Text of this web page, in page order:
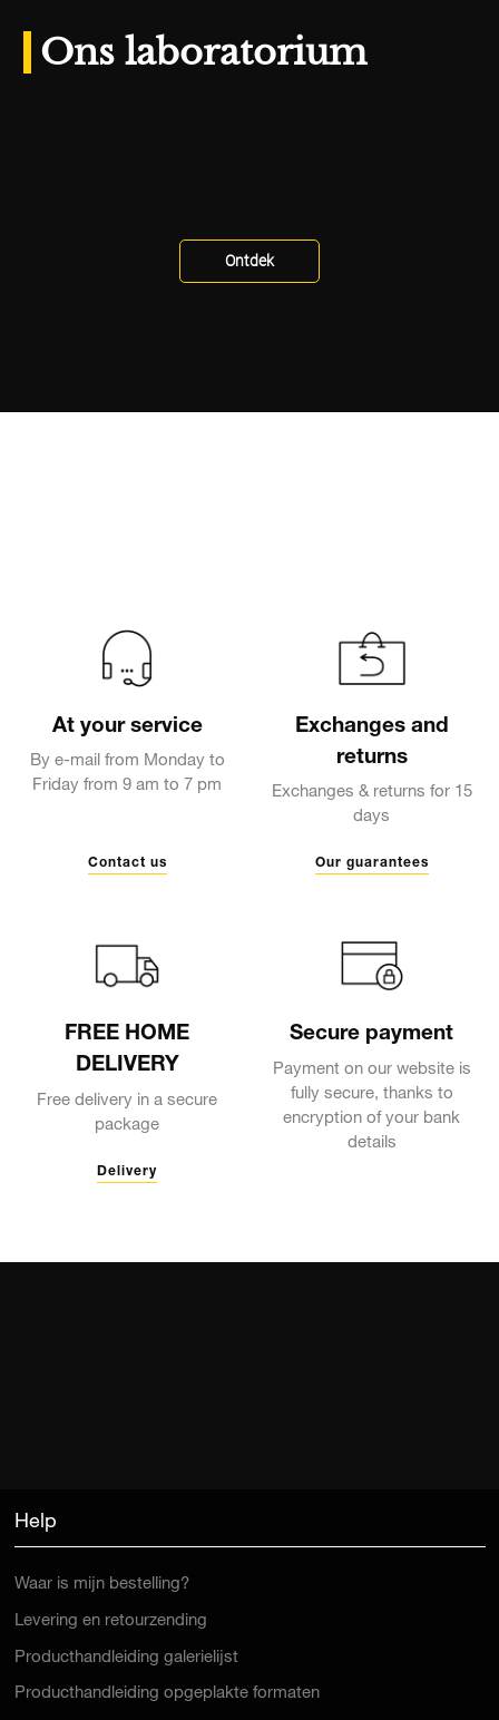
Ons laboratorium
Ontdek
At your service
By e-mail from Monday to
Friday from 9 am to 7 pm
Contact us
Exchanges and
returns
Exchanges & returns for 15
days
Our guarantees
FREE HOME
DELIVERY
Free delivery in a secure
package
Delivery
Secure payment
Payment on our website is
fully secure, thanks to
encryption of your bank
details
Help
Waar is mijn bestelling?
Levering en retourzending
Producthandleiding galerielijst
Producthandleiding opgeplakte formaten